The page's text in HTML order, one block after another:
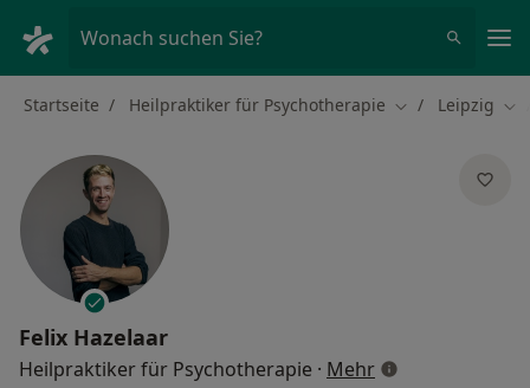
Wonach suchen Sie?
Startseite Heilpraktiker für Psychotherapie Stadt ändern
Leipzig
Felix Hazelaar
Heilpraktiker für Psychotherapie · Mehrüber